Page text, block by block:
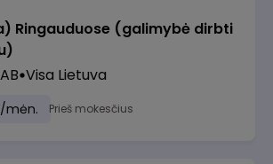
Ringauduose (galimybė dirbti
Visa Lietuva
mėn. Prieš mokesčius